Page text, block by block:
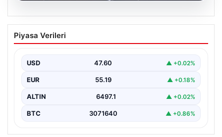
05.08.2026
Petrol fiyatları 25 Mayıs: Petrol fiyatları
düştü mü, ne kadar oldu? Brent petrol
Piyasa Verileri
USD 47.60 ▲ +0.02%
EUR 55.19 ▲ +0.18%
ALTIN 6497.1 ▲ +0.02%
BTC 3071640 ▲ +0.86%